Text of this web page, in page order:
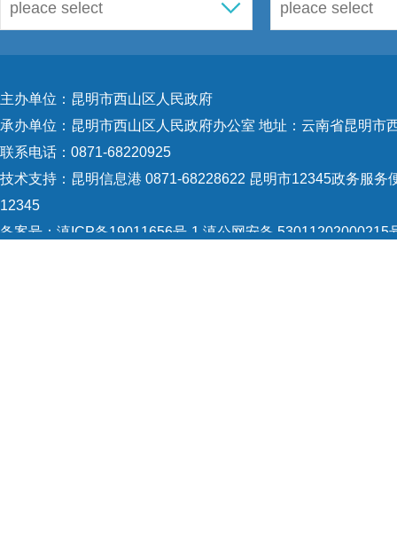
主办单位：昆明市西山区人民政府
承办单位：昆明市西山区人民政府办公室 地址：云南省昆明市
联系电话：0871-68220925
技术支持： 昆明信息港 0871-68228622 昆明市12345政务服务
12345
备案号： 滇ICP备19011656号-1 滇公网安备 53011202000215